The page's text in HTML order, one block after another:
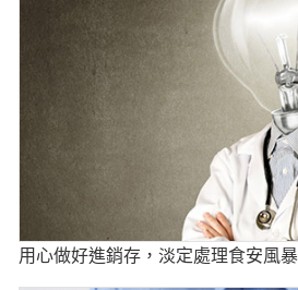
用心做好進銷存，淡定處理食安風暴